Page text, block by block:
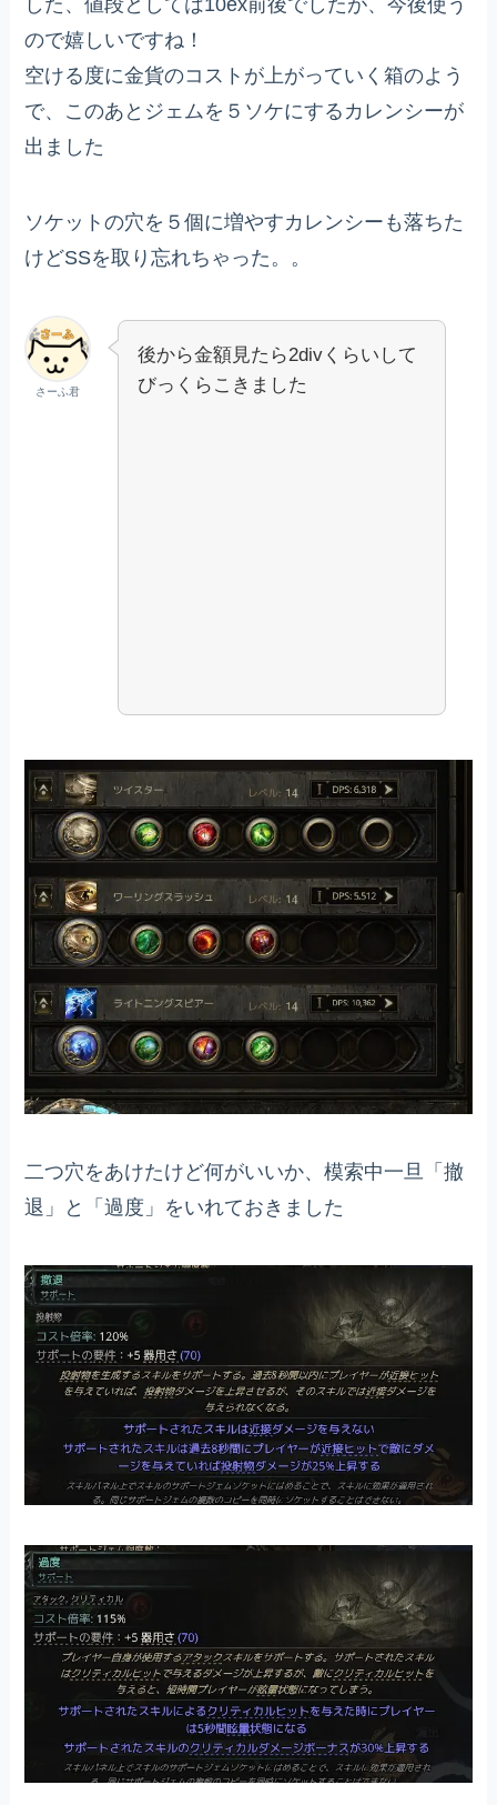
した、値段としては10ex前後でしたが、今後使う
ので嬉しいですね！
空ける度に金貨のコストが上がっていく箱のよう
で、このあとジェムを５ソケにするカレンシーが
出ました
ソケットの穴を５個に増やすカレンシーも落ちた
けどSSを取り忘れちゃった。。
さーふ君
後から金額見たら2divくらいして
びっくらこきました
二つ穴をあけたけど何がいいか、模索中一旦「撤
退」と「過度」をいれておきました